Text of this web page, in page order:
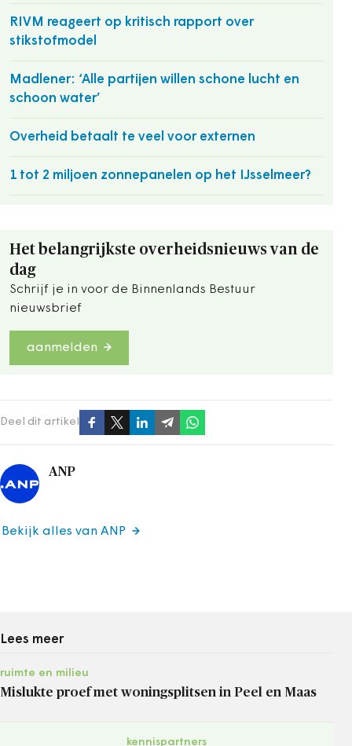
RIVM reageert op kritisch rapport over
stikstofmodel
Madlener: ‘Alle partijen willen schone lucht en
schoon water’
Overheid betaalt te veel voor externen
1 tot 2 miljoen zonnepanelen op het IJsselmeer?
Het belangrijkste overheidsnieuws van de
dag
Schrijf je in voor de Binnenlands Bestuur
nieuwsbrief
aanmelden
Deel dit artikel
ANP
Bekijk alles van ANP
Lees meer
ruimte en milieu
Mislukte proef met woningsplitsen in Peel en Maas
kennispartners